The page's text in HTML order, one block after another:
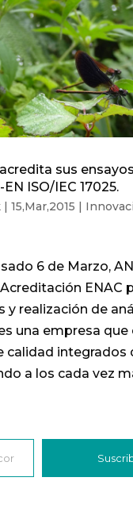
sus
ISO/IEC 17025.
| 15,Mar,2015 |
6 de Marzo,
ENAC
y realización de
una empresa
calidad integrados
a los cada vez